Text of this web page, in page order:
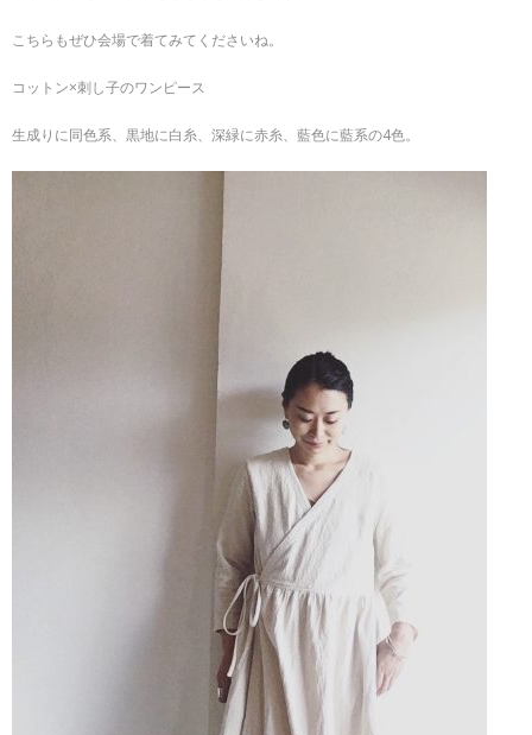
こちらもぜひ会場で着てみてくださいね。
コットン×刺し子のワンピース
生成りに同色系、黒地に白糸、深緑に赤糸、藍色に藍系の4色。